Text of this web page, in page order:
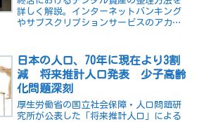
詳しく解説。インターネットバンキング
やサブスクリプションサービスのアカウ
するための具体的なステップと安全な情
報保管方法をご紹介します。
日本の人口、70年に現在より3割
減 将来推計人口発表 少子高齢
化問題深刻
厚生労働省の国立社会保障・人口問題研
究所が公表した「将来推計人口」による